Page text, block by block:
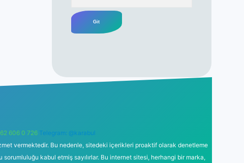
606 0 726 Telegram: @karabul
vermektedir. Bu nedenle, sitedeki içerikleri proaktif olarak denetleme
kabul etmiş sayılırlar. Bu internet sitesi, herhangi bir marka,